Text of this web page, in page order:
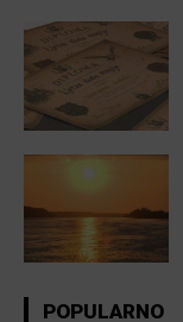
POPULARNO